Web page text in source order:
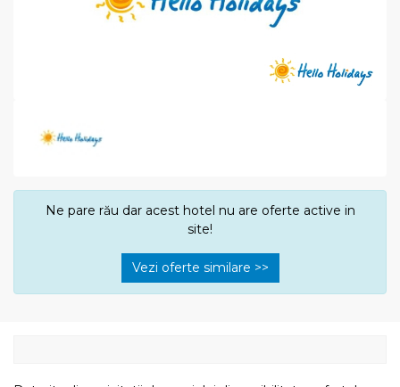
Ne pare rău dar acest hotel nu are oferte active in
site!
Vezi oferte similare >>